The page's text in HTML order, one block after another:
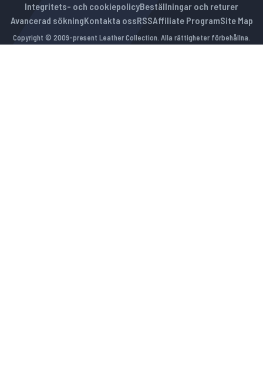
Integritets- och cookiepolicyBeställningar och returer
Avancerad sökningKontakta ossRSSAffiliate ProgramSite Map
Copyright © 2009-present Leather Collection. Alla rättigheter förbehållna.